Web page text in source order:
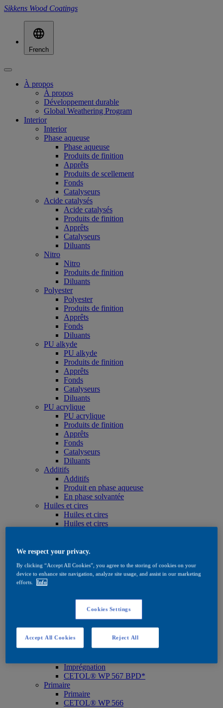
Sikkens Wood Coatings
French
À propos
À propos
Développement durable
Global Weathering Program
Interior
Interior
Phase aqueuse
Phase aqueuse
Produits de finition
Apprêts
Produits de scellement
Fonds
Catalyseurs
Acide catalysés
Acide catalysés
Produits de finition
Apprêts
Catalyseurs
Diluants
Nitro
Nitro
Produits de finition
Diluants
Polyester
Polyester
Produits de finition
Apprêts
Fonds
Diluants
PU alkyde
PU alkyde
Produits de finition
Apprêts
Fonds
Catalyseurs
Diluants
PU acrylique
PU acrylique
Produits de finition
Apprêts
Fonds
Catalyseurs
Diluants
Additifs
Additifs
Produit en phase aqueuse
En phase solvantée
Huiles et cires
Huiles et cires
Huiles et cires
Produit en phase aqueuse
Huiles et cires
Teintes
Quick Search
Rechercher un produit
Exterior
Exterior
Imprégnation
CETOL® WP 567 BPD*
Primaire
Primaire
CETOL® WP 566
We respect your privacy.
By clicking “Accept All Cookies”, you agree to the storing of cookies on your
device to enhance site navigation, analyze site usage, and assist in our marketing
efforts.
Info
Cookies Settings
Reject All
Accept All Cookies